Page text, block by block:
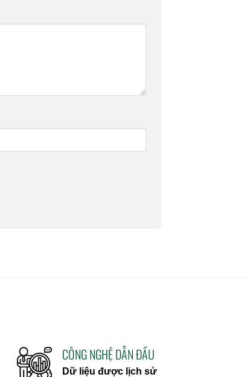
CÔNG NGHỆ DẪN ĐẦU
Dữ liệu được lịch sử